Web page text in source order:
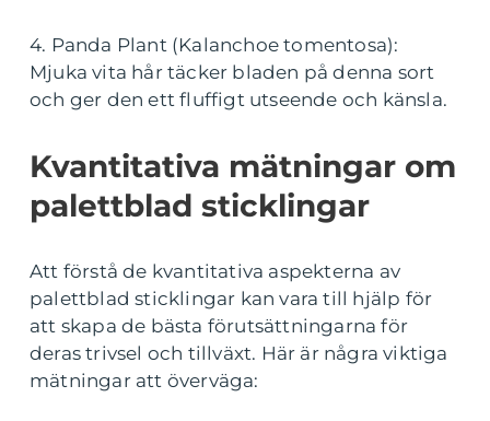
4. Panda Plant (Kalanchoe tomentosa):
Mjuka vita hår täcker bladen på denna sort
och ger den ett fluffigt utseende och känsla.
Kvantitativa mätningar om
palettblad sticklingar
Att förstå de kvantitativa aspekterna av
palettblad sticklingar kan vara till hjälp för
att skapa de bästa förutsättningarna för
deras trivsel och tillväxt. Här är några viktiga
mätningar att överväga: